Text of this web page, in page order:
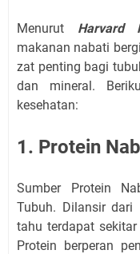
Menurut Harvard
makanan nabati
zat penting bagi
dan mineral.
kesehatan:
1. Protein
Sumber Protein
Tubuh. Dilansir dari
tahu terdapat
Protein berperan